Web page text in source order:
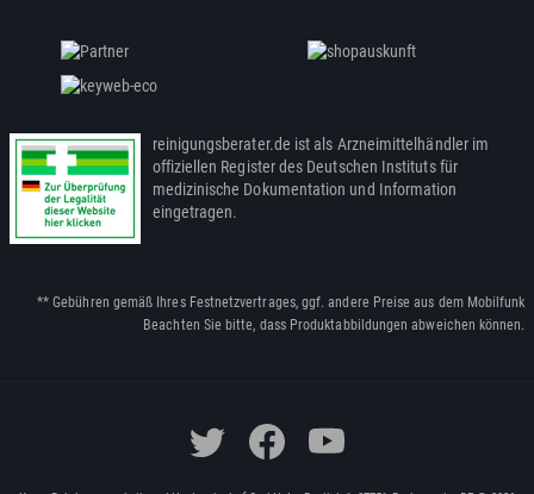
reinigungsberater.de ist als Arzneimittelhändler im
offiziellen Register des Deutschen Instituts für
medizinische Dokumentation und Information
eingetragen.
** Gebühren gemäß Ihres Festnetzvertrages, ggf. andere Preise aus dem Mobilfunk
Beachten Sie bitte, dass Produktabbildungen abweichen können.